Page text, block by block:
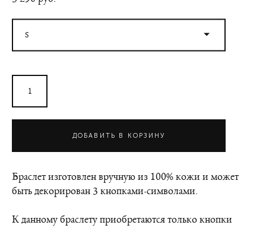
S
ДОБАВИТЬ В КОРЗИНУ
Браслет изготовлен вручную из 100% кожи и может
быть декорирован 3 кнопками-символами.
К данному браслету приобретаются только кнопки